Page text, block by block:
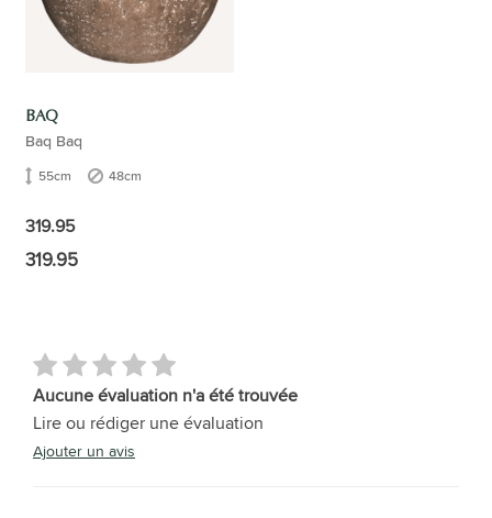
BAQ
Baq Baq
55cm 48cm
319.95
319.95
Aucune évaluation n'a été trouvée
Lire ou rédiger une évaluation
Ajouter un avis